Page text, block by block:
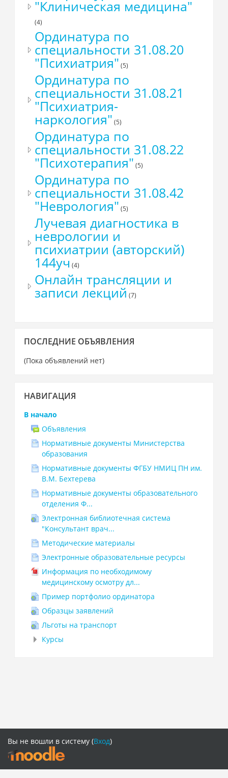
"Клиническая медицина"
(4)
Ординатура по
специальности 31.08.20
"Психиатрия" (5)
Ординатура по
специальности 31.08.21
"Психиатрия-
наркология" (5)
Ординатура по
специальности 31.08.22
"Психотерапия" (5)
Ординатура по
специальности 31.08.42
"Неврология" (5)
Лучевая диагностика в
неврологии и
психиатрии (авторский)
144уч (4)
Онлайн трансляции и
записи лекций (7)
Последние
ПОСЛЕДНИЕ ОБЪЯВЛЕНИЯ
(Пока объявлений нет)
Навигация
НАВИГАЦИЯ
В начало
Объявления
Нормативные документы Министерства
образования
Нормативные документы ФГБУ НМИЦ ПН им.
В.М. Бехтерева
Нормативные документы образовательного
отделения Ф...
Электронная библиотечная система
"Консультант врач...
Методические материалы
Электронные образовательные ресурсы
Информация по необходимому
медицинскому осмотру дл...
Пример портфолио ординатора
Образцы заявлений
Льготы на транспорт
Курсы
Вы не вошли в систему (Вход)